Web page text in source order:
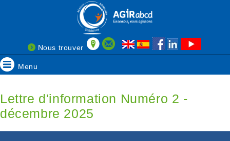
Nous trouver
Menu
Lettre d'information Numéro 2 -
décembre 2025